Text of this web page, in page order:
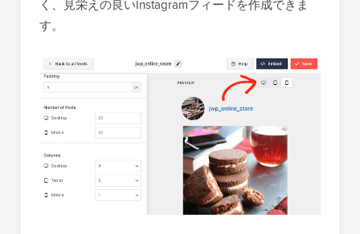
く、見栄えの良いInstagramフィードを作成できま
す。